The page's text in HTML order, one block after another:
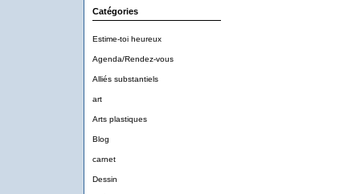
Catégories
Estime-toi heureux
Agenda/Rendez-vous
Alliés substantiels
art
Arts plastiques
Blog
carnet
Dessin